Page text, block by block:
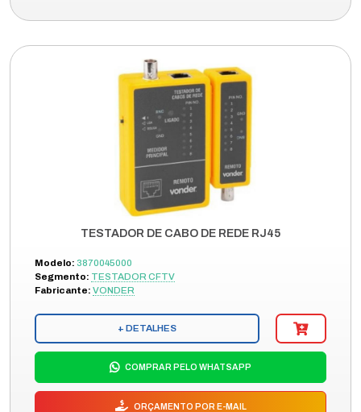
TESTADOR DE CABO DE REDE RJ45
Modelo: 3870045000
Segmento: TESTADOR CFTV
Fabricante: VONDER
+ DETALHES
COMPRAR PELO WHATSAPP
ORÇAMENTO POR E-MAIL